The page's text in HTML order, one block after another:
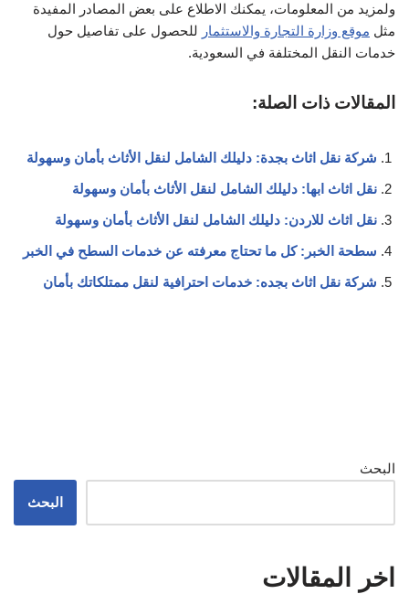
ولمزيد من المعلومات، يمكنك الاطلاع على بعض المصادر المفيدة
مثل موقع وزارة التجارة والاستثمار للحصول على تفاصيل حول
خدمات النقل المختلفة في السعودية.
المقالات ذات الصلة:
شركة نقل اثاث بجدة: دليلك الشامل لنقل الأثاث بأمان وسهولة
نقل اثاث ابها: دليلك الشامل لنقل الأثاث بأمان وسهولة
نقل اثاث للاردن: دليلك الشامل لنقل الأثاث بأمان وسهولة
سطحة الخبر: كل ما تحتاج معرفته عن خدمات السطح في الخبر
شركة نقل اثاث بجده: خدمات احترافية لنقل ممتلكاتك بأمان
البحث
البحث
اخر المقالات